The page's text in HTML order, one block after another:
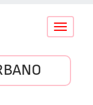
Conmutar